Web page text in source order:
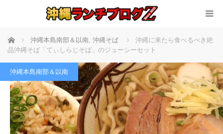
ホーム 沖縄本島南部＆以南, 沖縄そば
沖縄に来たら食べるべき絶
品沖縄そば「てぃしらじそば」のジューシーセット
沖縄本島南部＆以南